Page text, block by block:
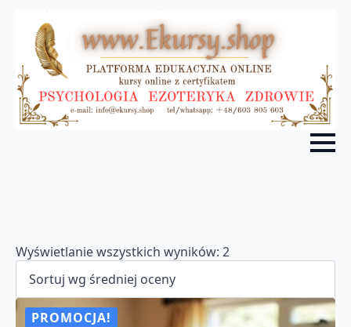
Wyświetlanie wszystkich wyników: 2
oceny
PROMOCJA!